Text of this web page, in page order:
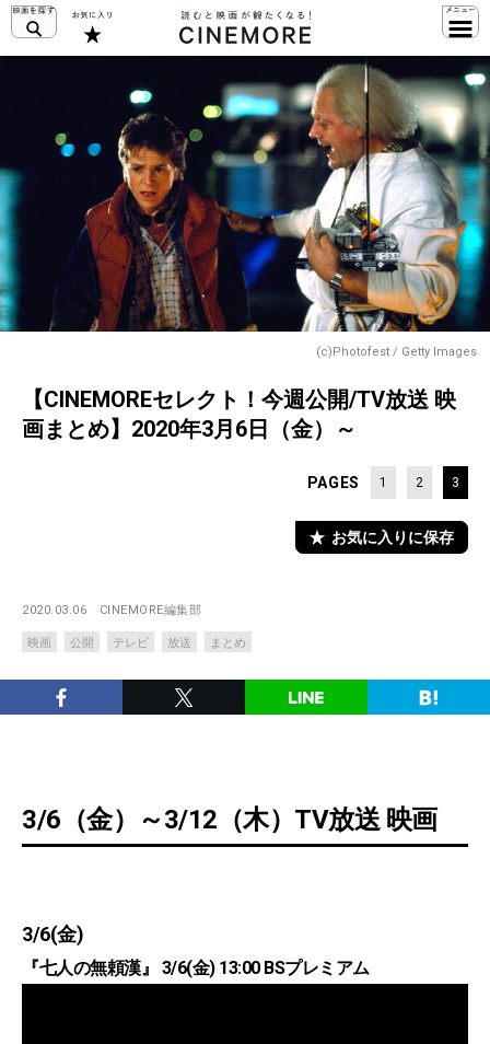
(c)Photofest / Getty Images
【CINEMOREセレクト！今週公開/TV放送 映
画まとめ】2020年3月6日（金）～
PAGES 1 2 3
お気に入りに保存
2020.03.06 CINEMORE編集部
映画 公開 テレビ 放送 まとめ
3/6（金）～3/12（木）TV放送 映画
3/6(金)
『七人の無頼漢』 3/6(金) 13:00 BSプレミアム